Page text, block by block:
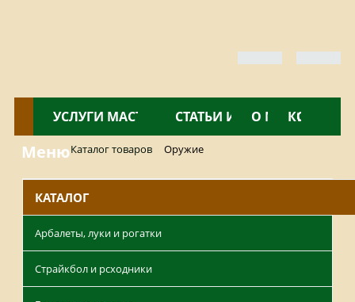
КАТАЛОГ
УСЛУГИ МАСТЕРСКОЙНОВОСТИ
СТАТЬИ И ОБЗОРЫ
О МАГАЗИНЕ
МенюКаталог товаров Оружие
КАТАЛОГ
Арбалеты, луки и рогатки
Страйкбол и рсходники